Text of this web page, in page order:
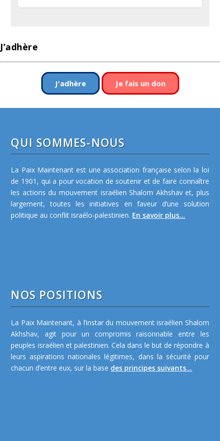
J’adhère
J'adhère Je fais un don
QUI SOMMES-NOUS
La Paix Maintenant est une association française selon la loi
de 1901, qui a pour vocation de soutenir et de faire connaître
les actions du mouvement israélien Shalom Akhshav et, plus
largement, toutes les initiatives en faveur d’une solution
politique au conflit israélo-palestinien. En savoir plus...
NOS POSITIONS
La Paix Maintenant, à l’instar du mouvement israélien Shalom
Akhshav, agit pour un compromis raisonnable entre les
peuples israélien et palestinien. Cela dans le but de répondre à
leurs aspirations nationales légitimes, dans la sécurité pour
chacun d’entre eux, sur la base des principes suivants...